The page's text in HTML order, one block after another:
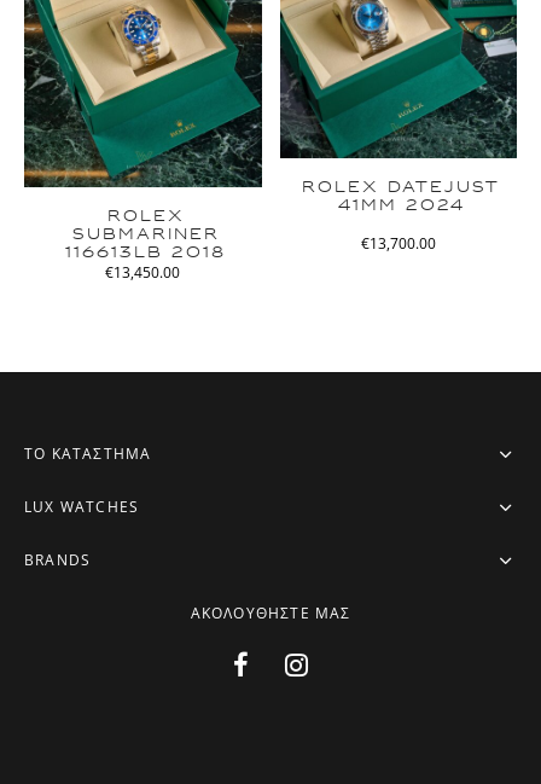
ROLEX
SUBMARINER
116613LB 2018
€13,450.00
ROLEX DATEJUST
41MM 2024
€13,700.00
ΤΟ ΚΑΤΑΣΤΗΜΑ
LUX WATCHES
BRANDS
ΑΚΟΛΟΥΘΗΣΤΕ ΜΑΣ